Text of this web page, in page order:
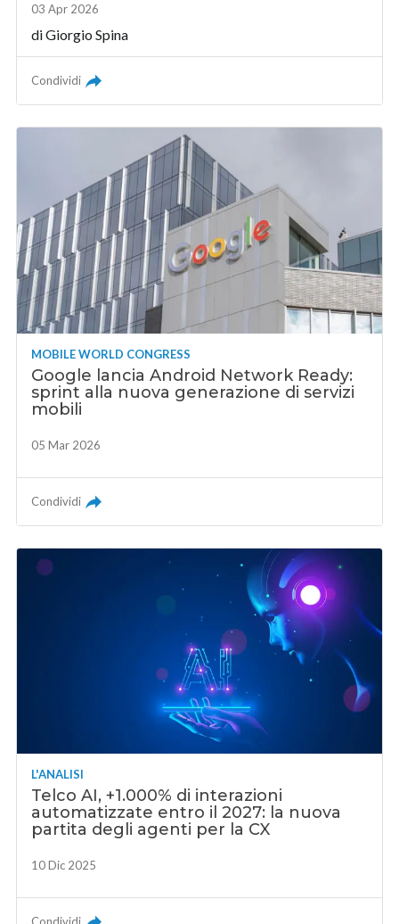
03 Apr 2026
diGiorgio Spina
Condividi
MOBILE WORLD CONGRESS
Google lancia Android Network Ready:
sprint alla nuova generazione di servizi
mobili
05 Mar 2026
Condividi
L'ANALISI
Telco AI, +1.000% di interazioni
automatizzate entro il 2027: la nuova
partita degli agenti per la CX
10 Dic 2025